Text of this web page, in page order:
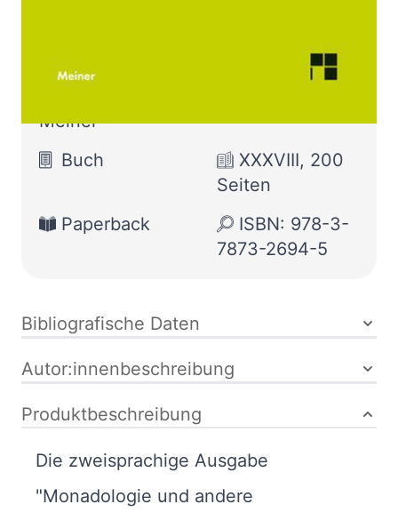
Meiner
Buch
XXXVIII, 200
Seiten
Paperback
ISBN: 978-3-
7873-2694-5
Bibliografische Daten
Autor:innenbeschreibung
Produktbeschreibung
Die zweisprachige Ausgabe
"Monadologie und andere